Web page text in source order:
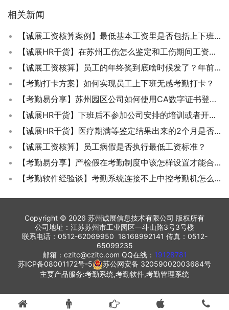
相关新闻
【诚展工资核算案例】最低基本工资里是否包括上下班交通补贴等？
【诚展HR干货】在苏州工伤怎么鉴定和工伤期间工资待遇如何确定发放？
【诚展工资核算】员工的年终奖到底啥时候发了？年前还是年后？
【考勤打卡方案】如何实现员工上下班无感考勤打卡？
【考勤易分享】苏州园区公司如何使用CA数字证书登录国家医保平台？
【诚展HR干货】下班后不参加公司安排的培训或者开会就扣奖金,能算加班工资吗？
【诚展HR干货】医疗期满等鉴定结果出来的2个月是否计算工龄?
【诚展工资核算】员工病假是否执行最低工资标准？
【考勤易分享】产检假在考勤制度中该怎样设置才能合规？
【考勤软件经验谈】考勤系统连接不上中控考勤机怎么解决？
Copyright © 2026 苏州诚展信息技术有限公司 版权所有
公司地址：江苏苏州市工业园区一斗山路3号3号楼
联系电话：0512-62069950 18168992141 传真：0512-
65099235
邮箱：czitc@czitc.com QQ在线： 19128781
苏ICP备08001172号-5
苏公网安备 32059002003684号
主要产品服务:考勤系统,考勤软件,考勤管理系统